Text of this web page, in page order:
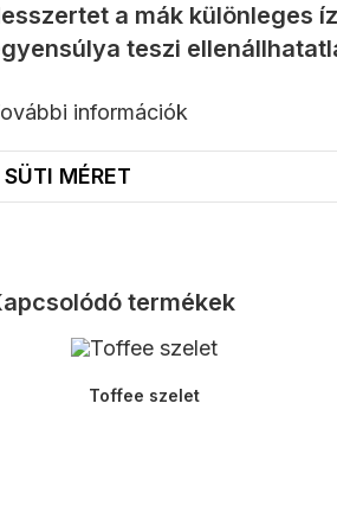
a mák különleges
teszi
információk
SÜTI MÉRET
termékek
Toffee szelet